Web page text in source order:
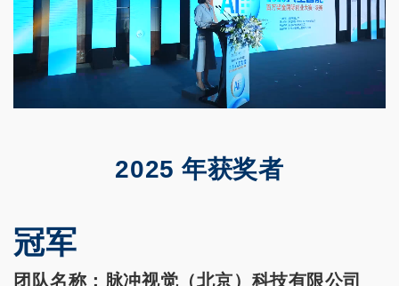
2025 年获奖者
冠军
团队名称：脉冲视觉（北京）科技有限公司